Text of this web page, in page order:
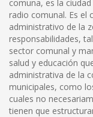
comuna, es la
radio comunal. Es el
administrativo de la
responsabilidades,
sector comunal y
salud y educación
administrativa de la
municipales, como
cuales no
tienen que